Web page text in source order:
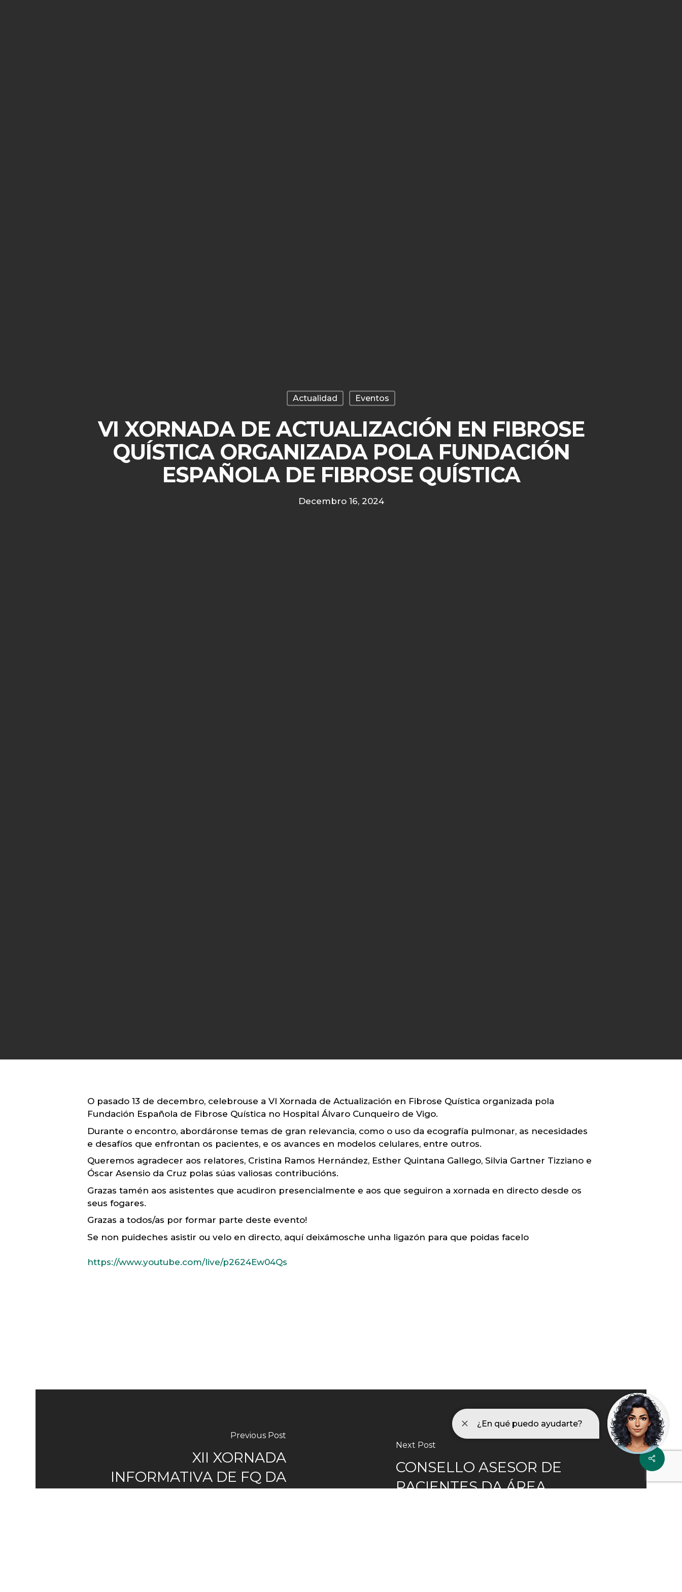
Actualidad Eventos
VI XORNADA DE ACTUALIZACIÓN EN FIBROSE
QUÍSTICA ORGANIZADA POLA FUNDACIÓN
ESPAÑOLA DE FIBROSE QUÍSTICA
Decembro 16, 2024
O pasado 13 de decembro, celebrouse a VI Xornada de Actualización en Fibrose Quística organizada pola
Fundación Española de Fibrose Quística no Hospital Álvaro Cunqueiro de Vigo.
Durante o encontro, abordáronse temas de gran relevancia, como o uso da ecografía pulmonar, as necesidades
e desafíos que enfrontan os pacientes, e os avances en modelos celulares, entre outros.
Queremos agradecer aos relatores, Cristina Ramos Hernández, Esther Quintana Gallego, Silvia Gartner Tizziano e
Óscar Asensio da Cruz polas súas valiosas contribucións.
Grazas tamén aos asistentes que acudiron presencialmente e aos que seguiron a xornada en directo desde os
seus fogares.
Grazas a todos/as por formar parte deste evento!
Se non puideches asistir ou velo en directo, aquí deixámosche unha ligazón para que poidas facelo
https://www.youtube.com/live/p2624Ew04Qs
Previous Post
XII XORNADA
INFORMATIVA DE FQ DA
Next Post
CONSELLO ASESOR DE
PACIENTES DA ÁREA